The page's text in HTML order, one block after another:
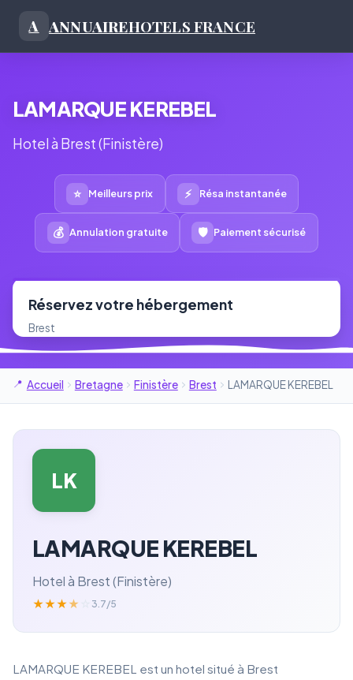
A ANNUAIREHOTELS FRANCE
LAMARQUE KEREBEL
Hotel à Brest (Finistère)
⭐ Meilleurs prix ⚡ Résa instantanée
💰 Annulation gratuite 🛡 Paiement sécurisé
Réservez votre hébergement
Brest
Accueil Bretagne Finistère Brest LAMARQUE KEREBEL
LK
LAMARQUE KEREBEL
Hotel à Brest (Finistère)
★★★★ 3.7/5
LAMARQUE KEREBEL est un hotel situé à Brest